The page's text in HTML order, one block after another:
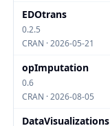
EDOtrans
0.2.5
CRAN · 2026-05-21
opImputation
0.6
CRAN · 2026-08-05
DataVisualizations